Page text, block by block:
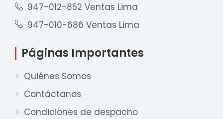
947-012-852 Ventas Lima
947-010-686 Ventas Lima
Páginas Importantes
Quiénes Somos
Contáctanos
Condiciones de despacho